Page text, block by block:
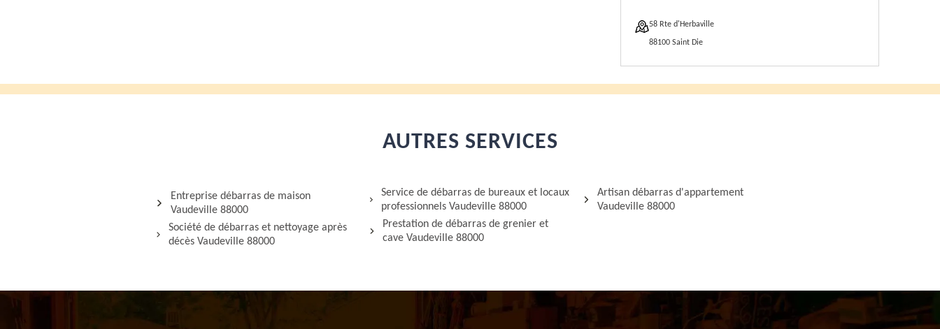
58 Rte d'Herbaville
88100 Saint Die
AUTRES SERVICES
Entreprise débarras de maison
Vaudeville 88000
Société de débarras et nettoyage après
décès Vaudeville 88000
Service de débarras de bureaux et locaux
professionnels Vaudeville 88000
Prestation de débarras de grenier et
cave Vaudeville 88000
Artisan débarras d'appartement
Vaudeville 88000